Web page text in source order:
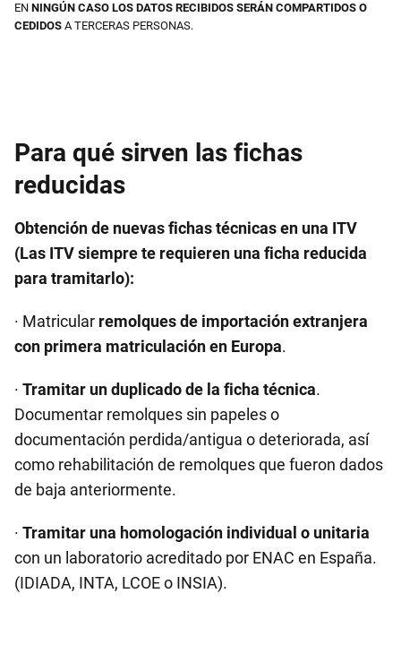
EN NINGÚN CASO LOS DATOS RECIBIDOS SERÁN COMPARTIDOS O
CEDIDOS A TERCERAS PERSONAS.
Para qué sirven las fichas
reducidas
Obtención de nuevas fichas técnicas en una ITV
(Las ITV siempre te requieren una ficha reducida
para tramitarlo):
· Matricular remolques de importación extranjera
con primera matriculación en Europa.
· Tramitar un duplicado de la ficha técnica.
Documentar remolques sin papeles o
documentación perdida/antigua o deteriorada, así
como rehabilitación de remolques que fueron dados
de baja anteriormente.
· Tramitar una homologación individual o unitaria
con un laboratorio acreditado por ENAC en España.
(IDIADA, INTA, LCOE o INSIA).